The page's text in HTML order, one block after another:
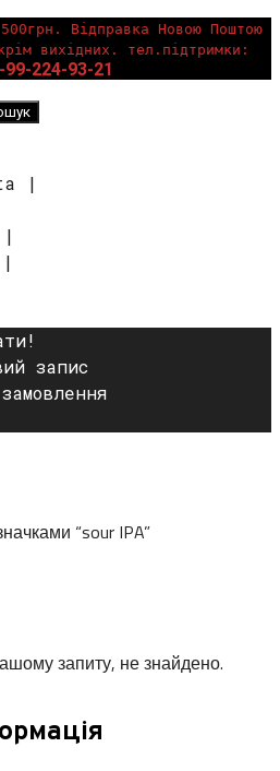
Відправка Новою Поштою
вихідних. тел.підтримки:
99-224-93-21
|
|
|
запис
“sour IPA”
запиту, не знайдено.